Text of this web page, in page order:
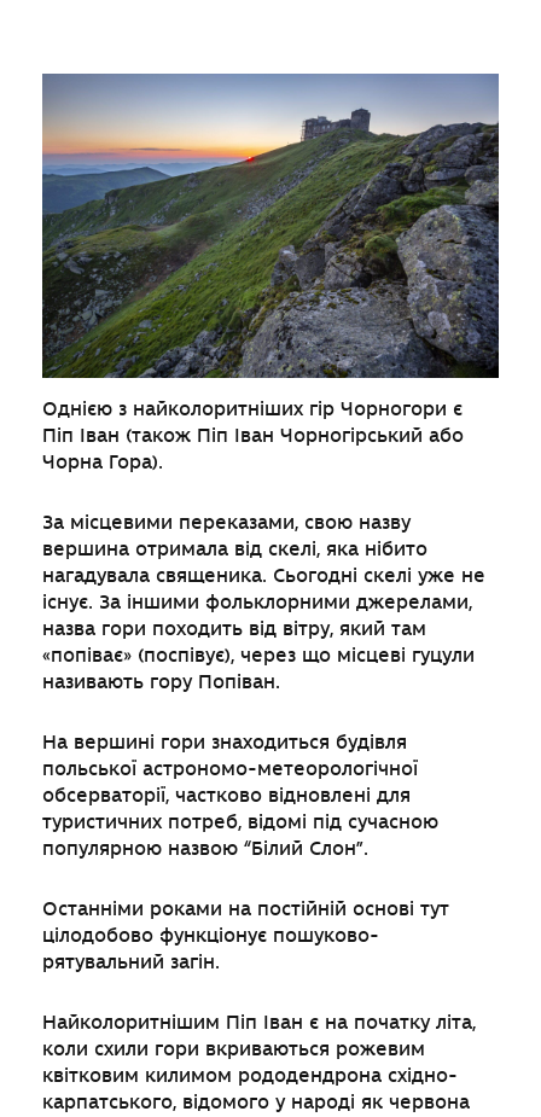
Однією з найколоритніших гір Чорногори є
Піп Іван (також Піп Іван Чорногірський або
Чорна Гора).
За місцевими переказами, свою назву
вершина отримала від скелі, яка нібито
нагадувала священика. Сьогодні скелі уже не
існує. За іншими фольклорними джерелами,
назва гори походить від вітру, який там
«попіває» (поспівує), через що місцеві гуцули
називають гору Попіван.
На вершині гори знаходиться будівля
польської астрономо-метеорологічної
обсерваторії, частково відновлені для
туристичних потреб, відомі під сучасною
популярною назвою “Білий Слон”.
Останніми роками на постійній основі тут
цілодобово функціонує пошуково-
рятувальний загін.
Найколоритнішим Піп Іван є на початку літа,
коли схили гори вкриваються рожевим
квітковим килимом рододендрона східно-
карпатського, відомого у народі як червона